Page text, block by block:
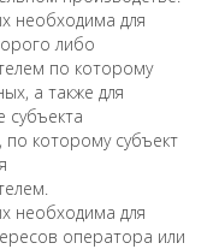
необходима для
либо
по которому
а также для
субъекта
которому субъект
необходима для
оператора или